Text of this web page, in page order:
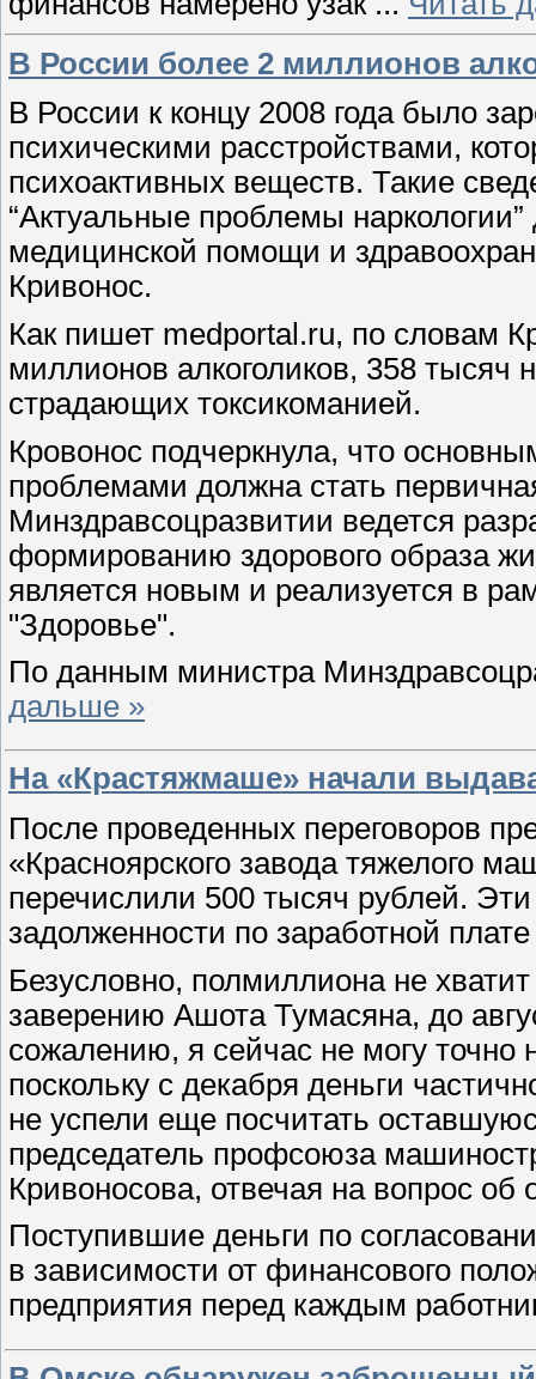
В России более 2 миллионов
В России к концу 2008 года было
психическими расстройствами,
психоактивных веществ. Такие
“Актуальные проблемы
медицинской помощи и
Кривонос.
Как пишет medportal.ru, по словам
миллионов алкоголиков, 358 тысяч
страдающих токсикоманией.
Кровонос подчеркнула, что
проблемами должна стать
Минздравсоцразвитии ведется
формированию здорового образа
является новым и реализуется в
"Здоровье".
По данным министра
дальше »
На «Крастяжмаше» начали
После проведенных переговоров
«Красноярского завода тяжелого
перечислили 500 тысяч рублей.
задолженности по заработной
Безусловно, полмиллиона не
заверению Ашота Тумасяна, до
сожалению, я сейчас не могу точно
поскольку с декабря деньги
не успели еще посчитать
председатель профсоюза
Кривоносова, отвечая на вопрос
Поступившие деньги по
в зависимости от финансового
предприятия перед каждым